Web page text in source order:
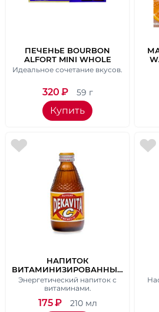
ПЕЧЕНЬЕ BOURBON
ALFORT MINI WHOLE
WHEAT FLOUR ПОКРЫТОЕ
Идеальное сочетание вкусов.
320 ₽ 59 г
Купить
НАПИТОК
ВИТАМИНИЗИРОВАННЫЙ
ДЕКАВИТА C/DECAVITA C
GLASS BOTTLE 210 МЛ
Энергетический напиток с
витаминами.
175₽ 210 мл